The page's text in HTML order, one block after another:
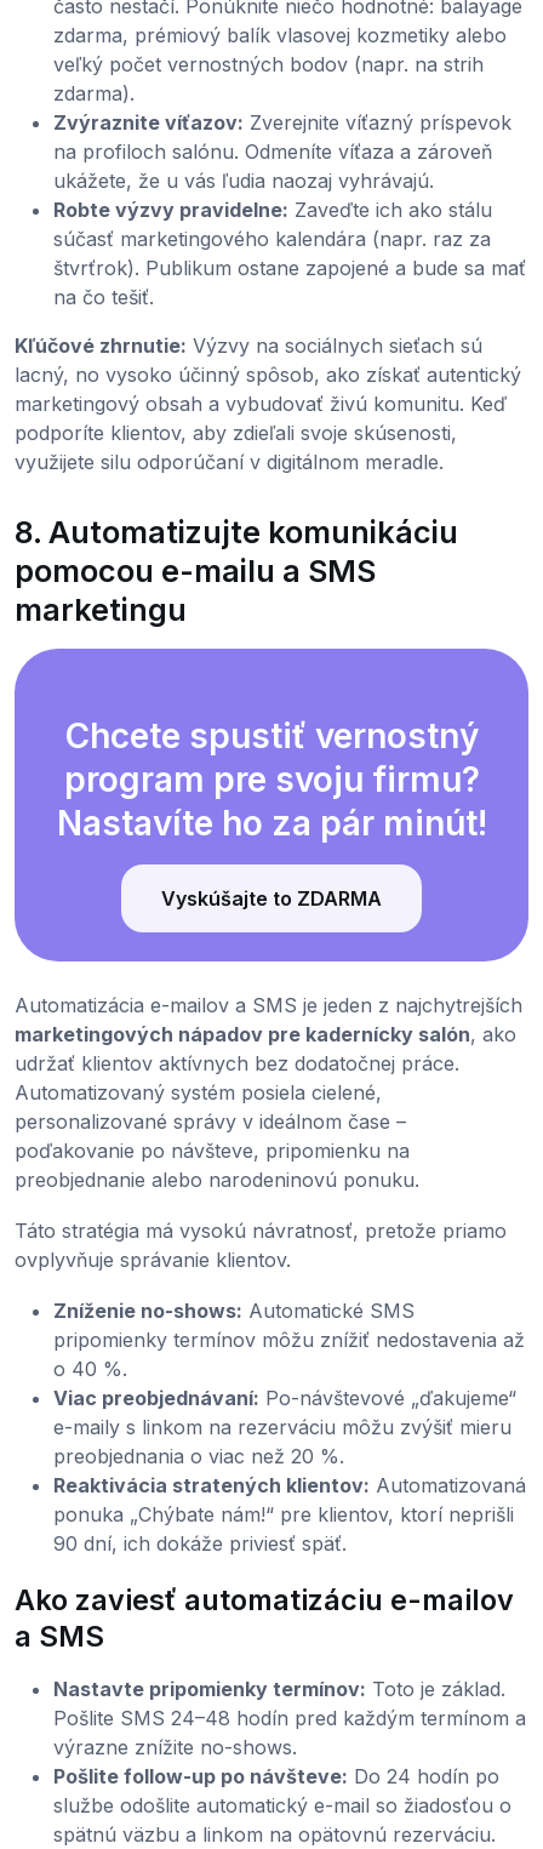
často nestačí. Ponúknite niečo hodnotné: balayage
zdarma, prémiový balík vlasovej kozmetiky alebo
veľký počet vernostných bodov (napr. na strih
zdarma).
Zvýraznite víťazov: Zverejnite víťazný príspevok
na profiloch salónu. Odmeníte víťaza a zároveň
ukážete, že u vás ľudia naozaj vyhrávajú.
Robte výzvy pravidelne: Zaveďte ich ako stálu
súčasť marketingového kalendára (napr. raz za
štvrťrok). Publikum ostane zapojené a bude sa mať
na čo tešiť.
Kľúčové zhrnutie: Výzvy na sociálnych sieťach sú
lacný, no vysoko účinný spôsob, ako získať autentický
marketingový obsah a vybudovať živú komunitu. Keď
podporíte klientov, aby zdieľali svoje skúsenosti,
využijete silu odporúčaní v digitálnom meradle.
8. Automatizujte komunikáciu
pomocou e-mailu a SMS
marketingu
Chcete spustiť vernostný
program pre svoju firmu?
Nastavíte ho za pár minút!
Vyskúšajte to ZDARMA
Automatizácia e-mailov a SMS je jeden z najchytrejších
marketingových nápadov pre kadernícky salón, ako
udržať klientov aktívnych bez dodatočnej práce.
Automatizovaný systém posiela cielené,
personalizované správy v ideálnom čase –
poďakovanie po návšteve, pripomienku na
preobjednanie alebo narodeninovú ponuku.
Táto stratégia má vysokú návratnosť, pretože priamo
ovplyvňuje správanie klientov.
Zníženie no-shows: Automatické SMS
pripomienky termínov môžu znížiť nedostavenia až
o 40 %.
Viac preobjednávaní: Po-návštevové „ďakujeme“
e-maily s linkom na rezerváciu môžu zvýšiť mieru
preobjednania o viac než 20 %.
Reaktivácia stratených klientov: Automatizovaná
ponuka „Chýbate nám!“ pre klientov, ktorí neprišli
90 dní, ich dokáže priviesť späť.
Ako zaviesť automatizáciu e-mailov
a SMS
Nastavte pripomienky termínov: Toto je základ.
Pošlite SMS 24–48 hodín pred každým termínom a
výrazne znížite no-shows.
Pošlite follow-up po návšteve: Do 24 hodín po
službe odošlite automatický e-mail so žiadosťou o
spätnú väzbu a linkom na opätovnú rezerváciu.